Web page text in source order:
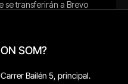
ON SOM?
Carrer Bailén 5, principal.